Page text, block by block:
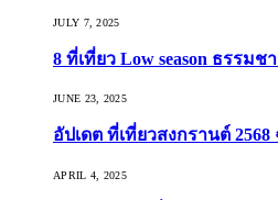
JULY 7, 2025
8 ที่เที่ยว Low season ธรรม
JUNE 23, 2025
อัปเดต ที่เที่ยวสงกรานต์
APRIL 4, 2025